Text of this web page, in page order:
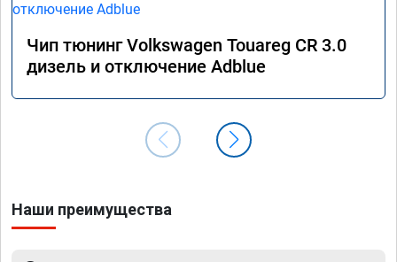
Чип тюнинг Volkswagen Touareg CR 3.0
дизель и отключение Adblue
Наши преимущества